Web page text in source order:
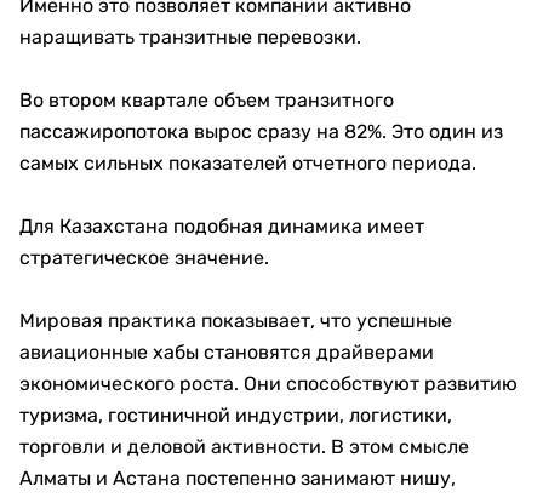
Именно это позволяет компании активно
наращивать транзитные перевозки.
Во втором квартале объем транзитного
пассажиропотока вырос сразу на 82%. Это один из
самых сильных показателей отчетного периода.
Для Казахстана подобная динамика имеет
стратегическое значение.
Мировая практика показывает, что успешные
авиационные хабы становятся драйверами
экономического роста. Они способствуют развитию
туризма, гостиничной индустрии, логистики,
торговли и деловой активности. В этом смысле
Алматы и Астана постепенно занимают нишу,